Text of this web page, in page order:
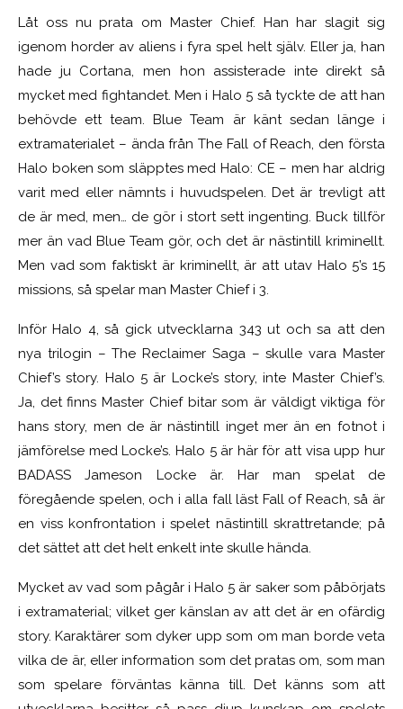
Låt oss nu prata om Master Chief. Han har slagit sig
igenom horder av aliens i fyra spel helt själv. Eller ja, han
hade ju Cortana, men hon assisterade inte direkt så
mycket med fightandet. Men i Halo 5 så tyckte de att han
behövde ett team. Blue Team är känt sedan länge i
extramaterialet – ända från The Fall of Reach, den första
Halo boken som släpptes med Halo: CE – men har aldrig
varit med eller nämnts i huvudspelen. Det är trevligt att
de är med, men… de gör i stort sett ingenting. Buck tillför
mer än vad Blue Team gör, och det är nästintill kriminellt.
Men vad som faktiskt är kriminellt, är att utav Halo 5’s 15
missions, så spelar man Master Chief i 3.
Inför Halo 4, så gick utvecklarna 343 ut och sa att den
nya trilogin – The Reclaimer Saga – skulle vara Master
Chief’s story. Halo 5 är Locke’s story, inte Master Chief’s.
Ja, det finns Master Chief bitar som är väldigt viktiga för
hans story, men de är nästintill inget mer än en fotnot i
jämförelse med Locke’s. Halo 5 är här för att visa upp hur
BADASS Jameson Locke är. Har man spelat de
föregående spelen, och i alla fall läst Fall of Reach, så är
en viss konfrontation i spelet nästintill skrattretande; på
det sättet att det helt enkelt inte skulle hända.
Mycket av vad som pågår i Halo 5 är saker som påbörjats
i extramaterial; vilket ger känslan av att det är en ofärdig
story. Karaktärer som dyker upp som om man borde veta
vilka de är, eller information som det pratas om, som man
som spelare förväntas känna till. Det känns som att